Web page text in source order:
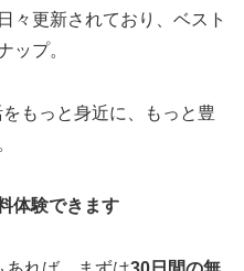
々更新されており、ベスト
ップ。
もっと身近に、もっと豊
体験できます